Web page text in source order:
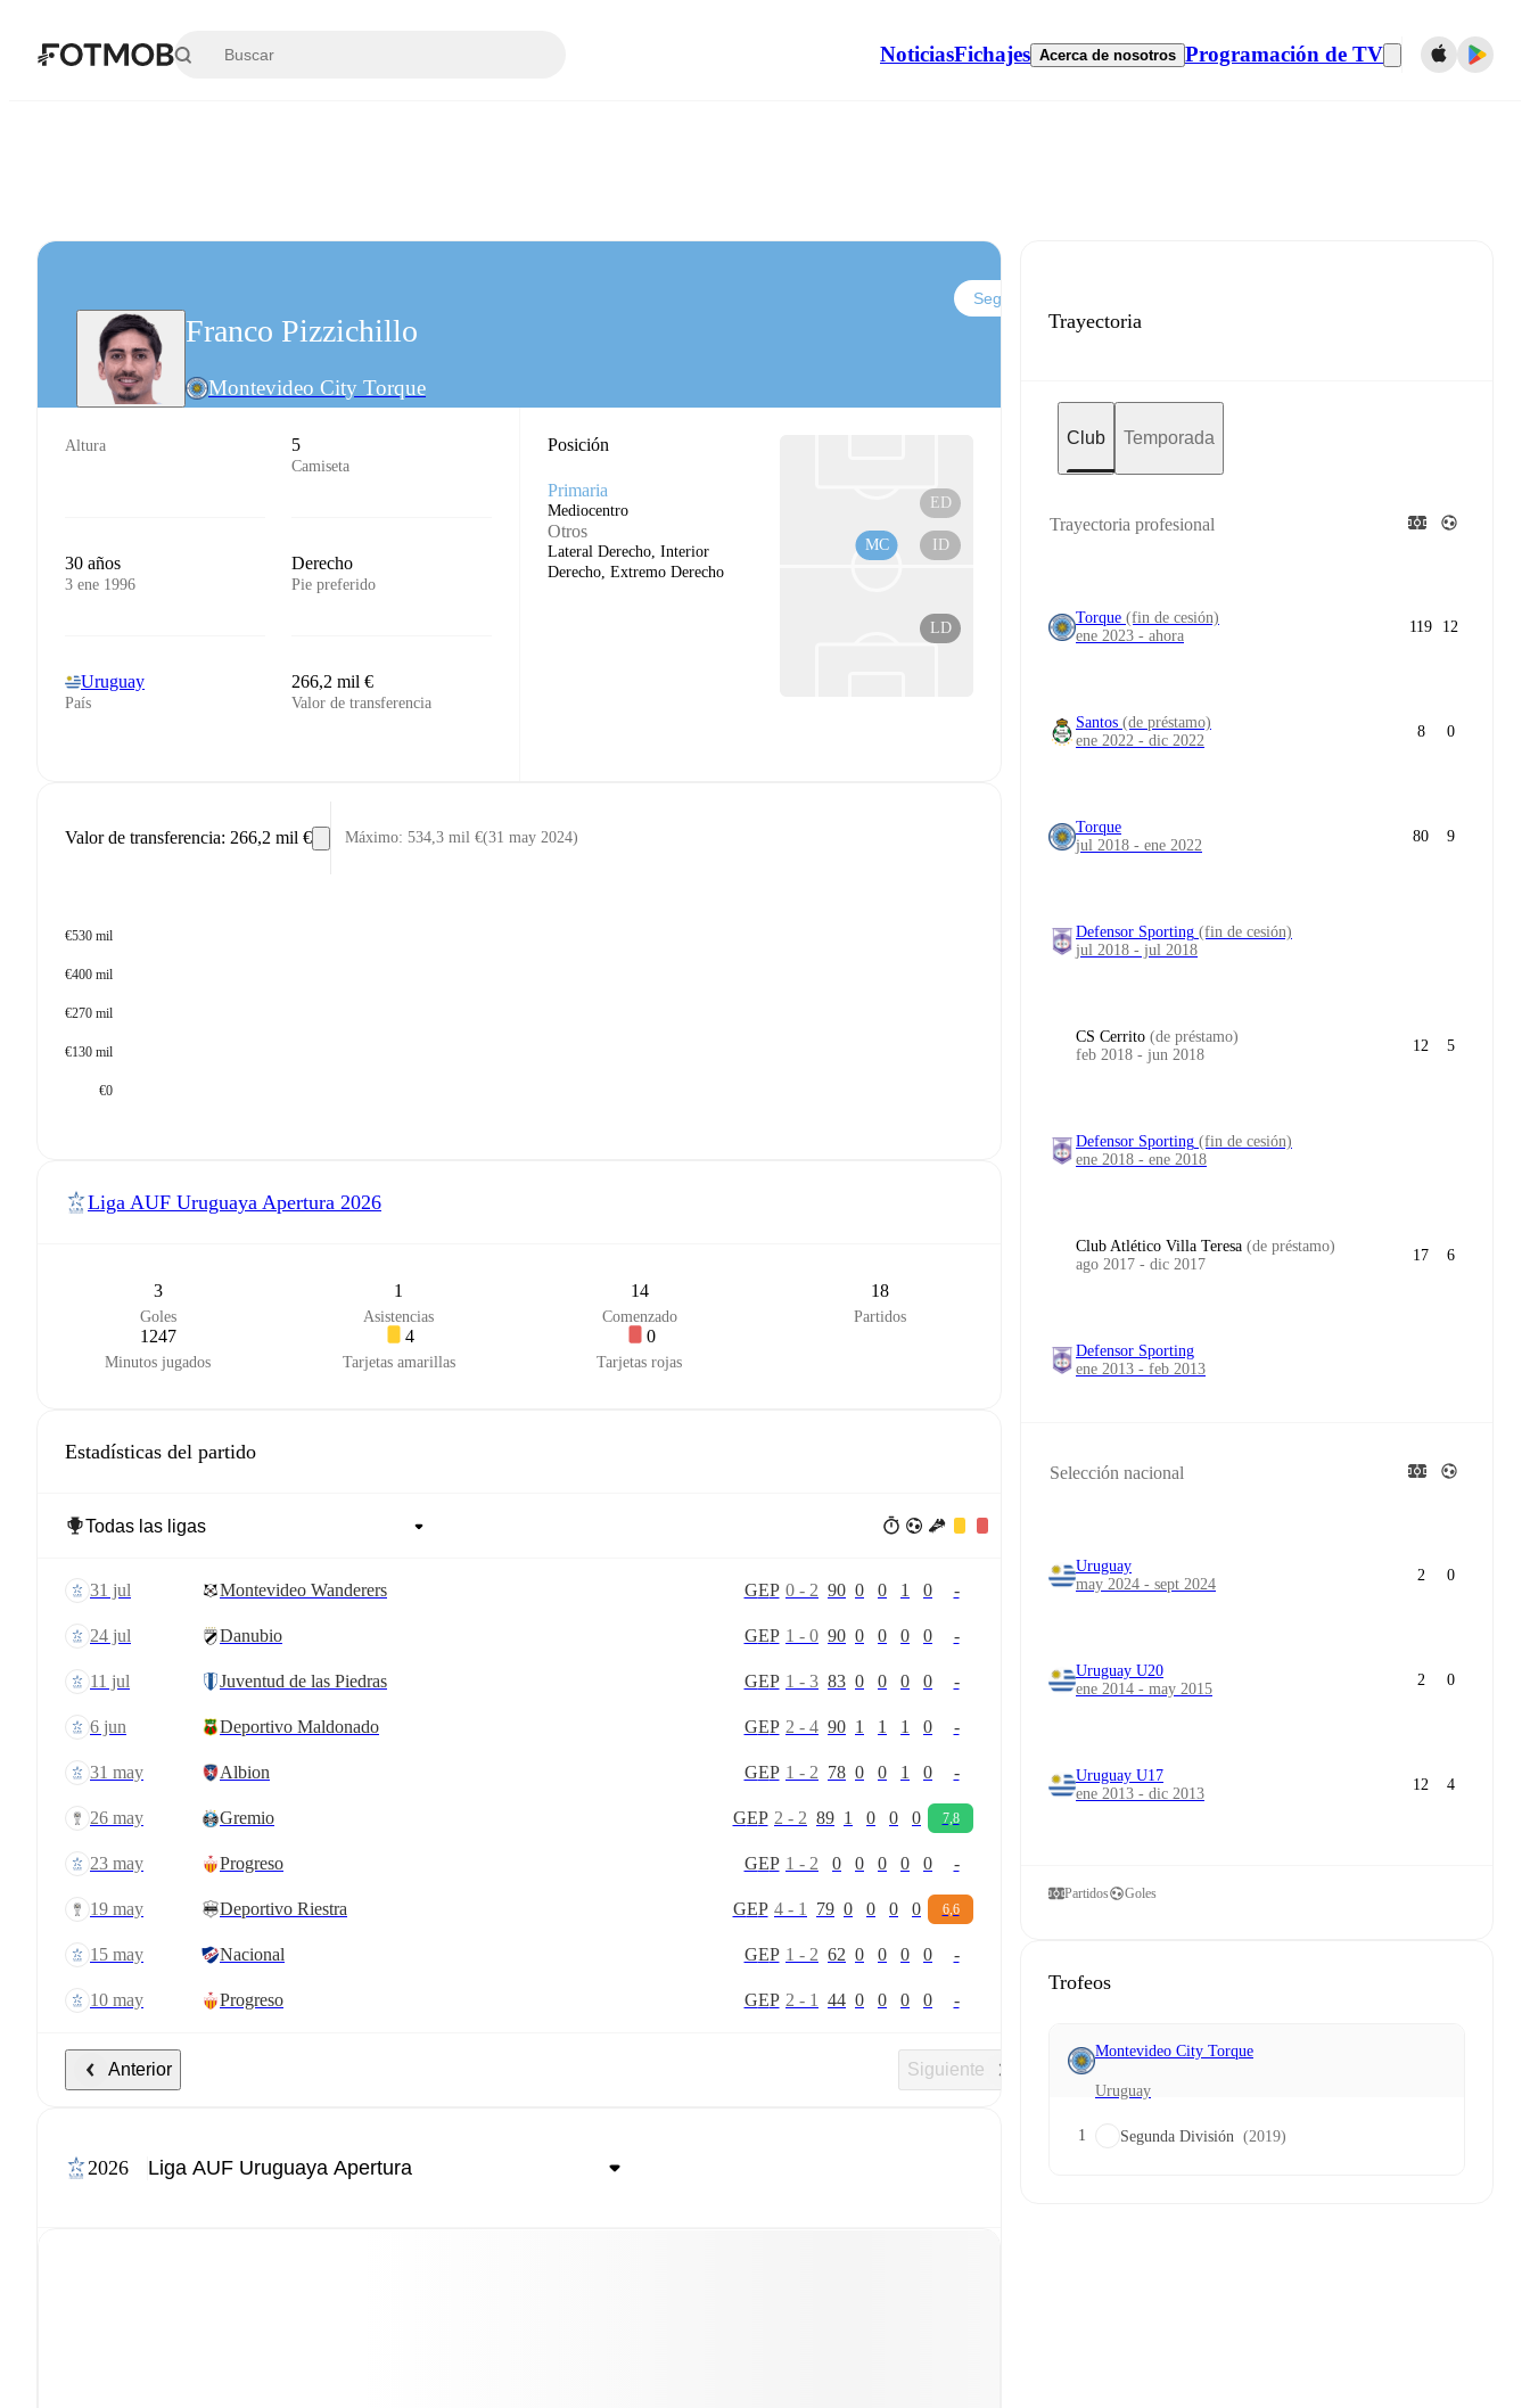
NoticiasFichajes Acerca de nosotros Programación de TV
Franco Pizzichillo
Montevideo City Torque
Seguir
Altura 5
Camiseta
30 años
3 ene 1996
Derecho
Pie preferido
Uruguay
País
266,2 mil €
Valor de transferencia
Posición
Primaria
Mediocentro
Otros
Lateral Derecho, Interior
Derecho, Extremo Derecho
LD
ID
MC
ED
Valor de transferencia: 266,2 mil € Máximo: 534,3 mil €(31 may 2024)
€530 mil
€400 mil
€270 mil
€130 mil
€0
Liga AUF Uruguaya Apertura 2026
3
Goles
1
Asistencias
14
Comenzado
18
Partidos
1247
Minutos jugados
4
Tarjetas amarillas
0
Tarjetas rojas
Estadísticas del partido
31 jul Montevideo Wanderers GEP 0 - 2 90 0 0 1 0 -
24 jul Danubio GEP 1 - 0 90 0 0 0 0 -
11 jul Juventud de las Piedras GEP 1 - 3 83 0 0 0 0 -
6 jun Deportivo Maldonado GEP 2 - 4 90 1 1 1 0 -
31 may Albion GEP 1 - 2 78 0 0 1 0 -
26 may Gremio GEP 2 - 2 89 1 0 0 0 7,8
23 may Progreso GEP 1 - 2 0 0 0 0 0 -
19 may Deportivo Riestra GEP 4 - 1 79 0 0 0 0 6,6
15 may Nacional GEP 1 - 2 62 0 0 0 0 -
10 may Progreso GEP 2 - 1 44 0 0 0 0 -
Anterior Siguiente
2026
Trayectoria
Club Temporada
Trayectoria profesional
Torque (fin de cesión)
ene 2023 - ahora
119 12
Santos (de préstamo)
ene 2022 - dic 2022
8 0
Torque
jul 2018 - ene 2022
80 9
Defensor Sporting (fin de cesión)
jul 2018 - jul 2018
CS Cerrito (de préstamo)
feb 2018 - jun 2018
12 5
Defensor Sporting (fin de cesión)
ene 2018 - ene 2018
Club Atlético Villa Teresa (de préstamo)
ago 2017 - dic 2017
17 6
Defensor Sporting
ene 2013 - feb 2013
Selección nacional
Uruguay
may 2024 - sept 2024
2 0
Uruguay U20
ene 2014 - may 2015
2 0
Uruguay U17
ene 2013 - dic 2013
12 4
Partidos Goles
Trofeos
Montevideo City Torque
Uruguay
1 Segunda División (2019)